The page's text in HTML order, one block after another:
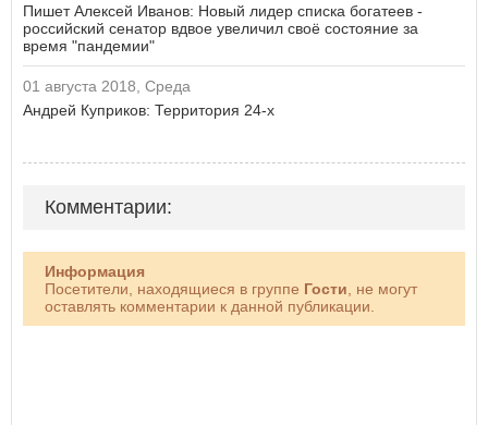
Пишет Алексей Иванов: Новый лидер списка богатеев -
российский сенатор вдвое увеличил своё состояние за
время "пандемии"
01 августа 2018, Среда
Андрей Куприков: Территория 24-х
Комментарии:
Информация
Посетители, находящиеся в группе Гости , не могут
оставлять комментарии к данной публикации.